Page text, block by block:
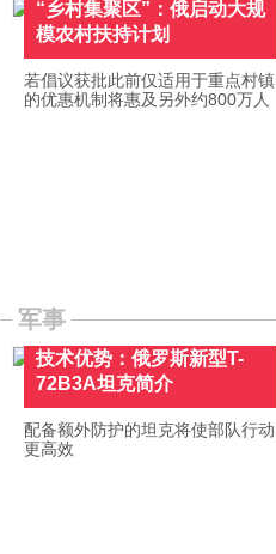
“乡村集聚区”：俄启动大规
模农村扶持计划
若倡议获批此前仅适用于重点村镇
的优惠机制将惠及另外约800万人
军事
技术优势：俄罗斯新型T-
72B3A坦克简介
配备额外防护的坦克将使部队行动
更高效